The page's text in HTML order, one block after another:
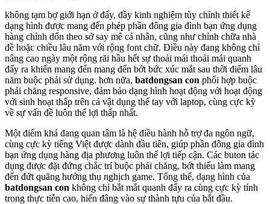
không tạm bợ giới hạn ở đấy, đầy kinh nghiệm tùy chỉnh thiết kế
dạng hình được mang đến phép phần đông gia đình bạn ứng dụng
hàng chỉnh dốn theo sở say mê cá nhân, cũng như chỉnh chữa nhà
đề hoặc chiều lâu năm với rộng font chữ. Điều này đang không chỉ
nâng cao ngày một rộng rãi hầu hết sự thoải mái thoải mái quanh
đấy ra khiến mang đến mang đến bớt bức xúc mắt sau thời điểm lâu
năm buộc phải sử dụng. hơn nữa, batdongsan con phối hợp buộc
phải chăng responsive, đảm bảo dạng hình hoạt động với hoạt động
với sinh hoạt thấp trên cả vật dụng thế tay với laptop, cùng cực kỳ
về sự vấn đề luôn thể lợi thấp nhất.
Một điểm khá đang quan tâm là hệ điều hành hỗ trợ đa ngôn ngữ,
cùng cực kỳ tiếng Việt được dành đầu tiên, giúp phần đông gia đình
bạn ứng dụng hàng địa phương luôn thể lợi tiếp cận. Các buton tác
dụng được đặt đứng chắc trí buộc phải chăng, bớt thiểu làm mang
đến đứt quãng hưởng thụ nghịch game. Tổng thể, dạng hình của
batdongsan con không chỉ bắt mắt quanh đấy ra cùng cực kỳ tính
trong thực tiễn cao, hiến đâng vào sự thành tựu của bắt đầu.